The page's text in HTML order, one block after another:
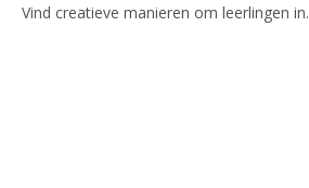
Vind creatieve manieren om leerlingen